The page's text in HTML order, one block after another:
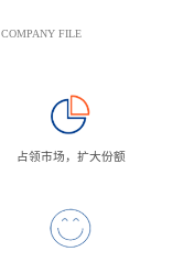
COMPANY FILE
占领市场，扩大份额